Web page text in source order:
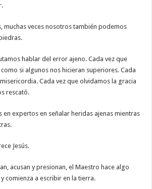
muchas veces nosotros también podemos
hablar del error ajeno. Cada vez que
si algunos nos hicieran superiores. Cada
Cada vez que olvidamos la gracia
rescató.
expertos en señalar heridas ajenas mientras
Jesús.
acusan y presionan, el Maestro hace algo
comienza a escribir en la tierra.